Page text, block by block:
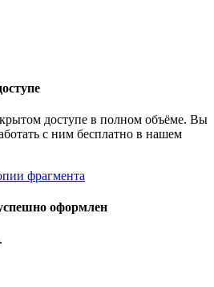
доступе в полном объёме. Вы
с ним бесплатно в нашем
фрагмента
оформлен